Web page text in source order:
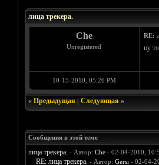
лица трекера.
Che
Unregistered
RE:
ну
10-15-2010, 05:26 PM
« Предыдущая| Следующая»
Сообщения в этой теме
лица трекера. - Автор: Che- 02-04-2010,
RE: лица трекера. - Автор: Gersi - 02-04-